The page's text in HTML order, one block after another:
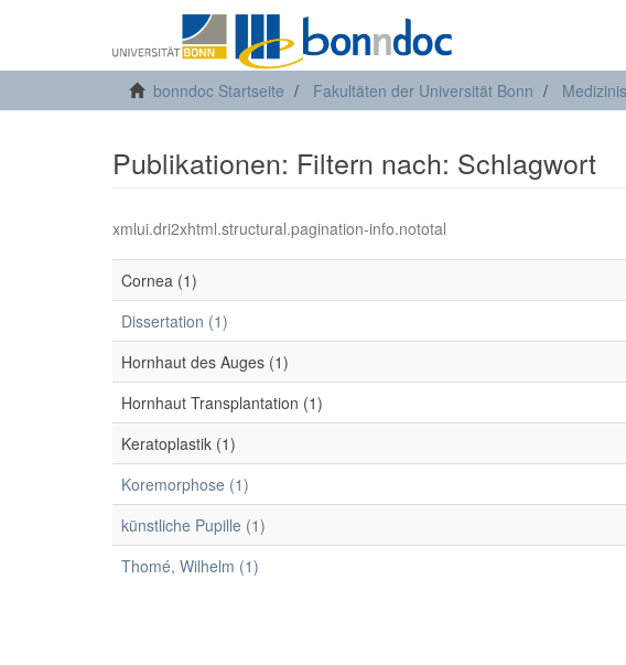
bonndoc Startseite Fakultäten der Universität Bonn
Publikationen: Filtern nach: Schlagwort
xmlui.dri2xhtml.structural.pagination-info.nototal
Cornea (1)
Dissertation (1)
Hornhaut des Auges (1)
Hornhaut Transplantation (1)
Keratoplastik (1)
Koremorphose (1)
künstliche Pupille (1)
Thomé, Wilhelm (1)